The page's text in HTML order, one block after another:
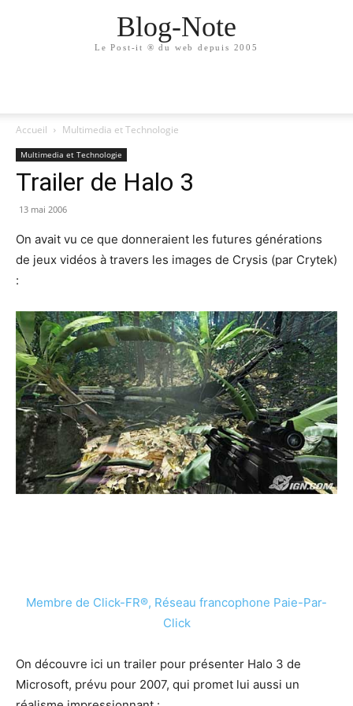
Blog-Note
Le Post-it ® du web depuis 2005
Accueil Multimedia et Technologie
Multimedia et Technologie
Trailer de Halo 3
13 mai 2006
On avait vu ce que donneraient les futures générations
de jeux vidéos à travers les images de Crysis (par Crytek)
:
Membre de Click-FR®, Réseau francophone Paie-Par-
Click
On découvre ici un trailer pour présenter Halo 3 de
Microsoft, prévu pour 2007, qui promet lui aussi un